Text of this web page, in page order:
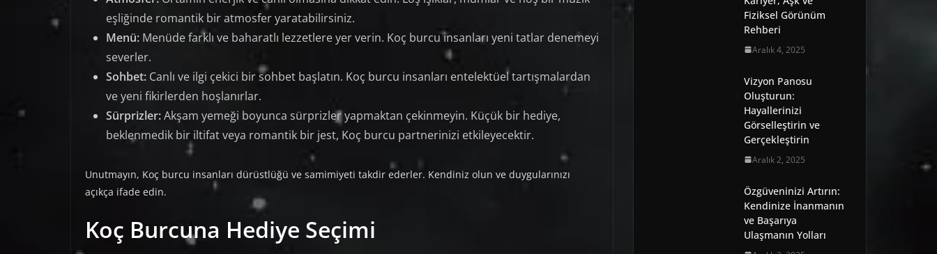
eşliğinde romantik bir atmosfer yaratabilirsiniz.
Menü: Menüde farklı ve baharatlı lezzetlere yer verin. Koç burcu insanları yeni tatlar denemeyi
severler.
Sohbet: Canlı ve ilgi çekici bir sohbet başlatın. Koç burcu insanları entelektüel tartışmalardan
ve yeni fikirlerden hoşlanırlar.
Sürprizler:Akşam yemeği boyunca sürprizler yapmaktan çekinmeyin. Küçük bir hediye,
beklenmedik bir iltifat veya romantik bir jest, Koç burcu partnerinizi etkileyecektir.
Unutmayın, Koç burcu insanları dürüstlüğü ve samimiyeti takdir ederler. Kendiniz olun ve duygularınızı
açıkça ifade edin.
Koç Burcuna Hediye Seçimi
Fiziksel Görünüm
Rehberi
Aralık 4, 2025
Vizyon Panosu
Oluşturun:
Hayallerinizi
Görselleştirin ve
Gerçekleştirin
Aralık 2, 2025
Özgüveninizi Artırın:
Kendinize İnanmanın
ve Başarıya
Ulaşmanın Yolları